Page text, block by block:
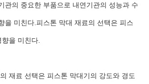
관의 중요한 부품으로 내연기관의 성능과 수
을 미친다.피스톤 막대 재료의 선택은 피스
을 미친다.
재료 선택은 피스톤 막대기의 강도와 경도